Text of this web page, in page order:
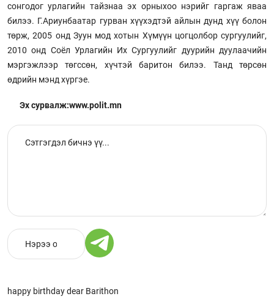
сонгодог урлагийн тайзнаа эх орныхоо нэрийг гаргаж яваа
билээ. Г.Ариунбаатар гурван хүүхэдтэй айлын дунд хүү болон
төрж, 2005 онд Зуун мод хотын Хүмүүн цогцолбор сургуулийг,
2010 онд Соёл Урлагийн Их Сургуулийг дуурийн дуулаачийн
мэргэжлээр төгссөн, хүчтэй баритон билээ. Танд төрсөн
өдрийн мэнд хүргэе.
Эх сурвалж:www.polit.mn
happy birthday dear Barithon